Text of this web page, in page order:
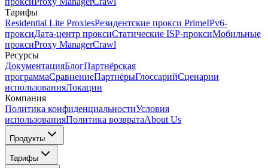
Тарифы
Residential Lite ProxiesРезидентские прокси PrimeIPv6-
проксиДата-центр проксиСтатические ISP-проксиМобильные
проксиProxy ManagerCrawl
Ресурсы
ДокументацияБлогПартнёрская
программаСравнениеПартнёрыГлоссарийСценарии
использованияЛокации
Компания
Политика конфиденциальностиУсловия
использованияПолитика возвратаAbout Us
Продукты
Тарифы